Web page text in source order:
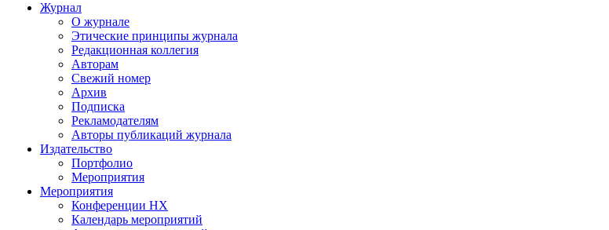
Журнал
О журнале
Этические принципы журнала
Редакционная коллегия
Авторам
Свежий номер
Архив
Подписка
Рекламодателям
Авторы публикаций журнала
Издательство
Портфолио
Мероприятия
Мероприятия
Конференции НХ
Календарь мероприятий